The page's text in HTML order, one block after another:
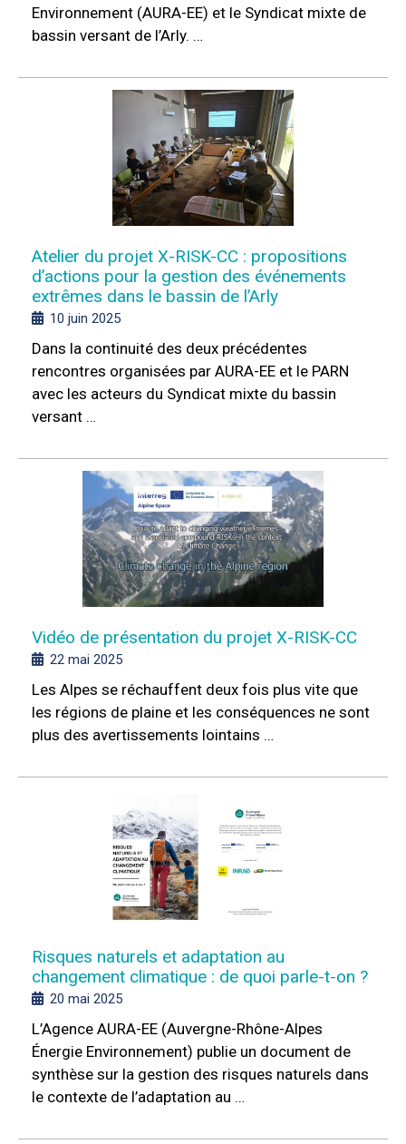
Environnement (AURA-EE) et le Syndicat mixte de
bassin versant de l’Arly. …
Atelier du projet X-RISK-CC : propositions
d’actions pour la gestion des événements
extrêmes dans le bassin de l’Arly
10 juin 2025
Dans la continuité des deux précédentes
rencontres organisées par AURA-EE et le PARN
avec les acteurs du Syndicat mixte du bassin
versant …
Vidéo de présentation du projet X-RISK-CC
22 mai 2025
Les Alpes se réchauffent deux fois plus vite que
les régions de plaine et les conséquences ne sont
plus des avertissements lointains …
Risques naturels et adaptation au
changement climatique : de quoi parle-t-on ?
20 mai 2025
L’Agence AURA-EE (Auvergne-Rhône-Alpes
Énergie Environnement) publie un document de
synthèse sur la gestion des risques naturels dans
le contexte de l’adaptation au …